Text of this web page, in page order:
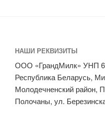
НАШИ РЕКВИЗИТЫ
ООО «ГрандМилк» УНП
Республика Беларусь,
Молодечненский район,
Полочаны, ул.